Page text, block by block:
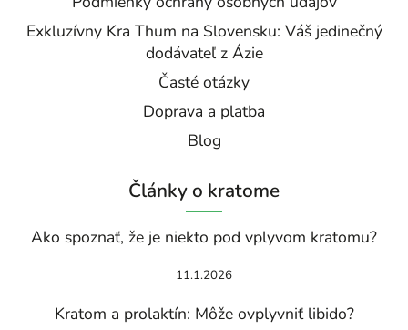
Exkluzívny Kra Thum na Slovensku: Váš jedinečný
dodávateľ z Ázie
Časté otázky
Doprava a platba
Blog
Články o kratome
Ako spoznať, že je niekto pod vplyvom kratomu?
11.1.2026
Kratom a prolaktín: Môže ovplyvniť libido?